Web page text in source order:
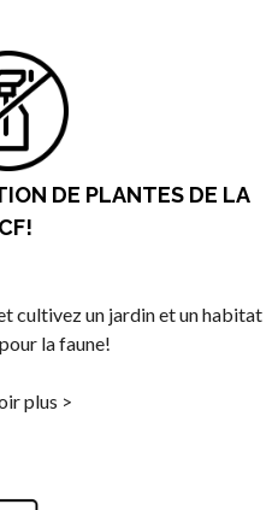
DE PLANTES DE LA
cultivez un jardin et un habitat
la faune!
plus >